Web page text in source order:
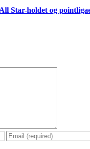
Star-holdet og